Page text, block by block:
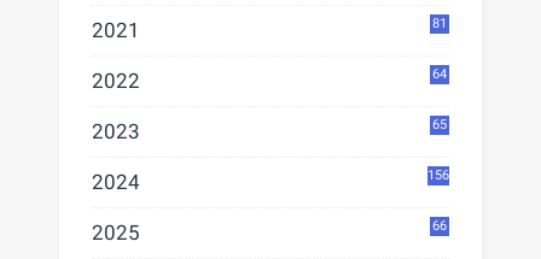
2021 81
2022 64
2023 65
2024 156
2025 66